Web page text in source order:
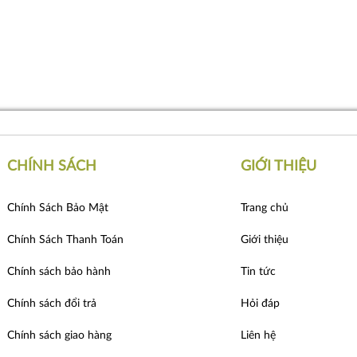
CHÍNH SÁCH
Chính Sách Bảo Mật
Chính Sách Thanh Toán
Chính sách bảo hành
Chính sách đổi trả
Chính sách giao hàng
GIỚI THIỆU
Trang chủ
Giới thiệu
Tin tức
Hỏi đáp
Liên hệ